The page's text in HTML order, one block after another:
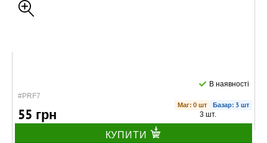
#PRF7
В наявності
Маг: 0 шт Базар: 3 шт
55 грн 3 шт.
КУПИТИ